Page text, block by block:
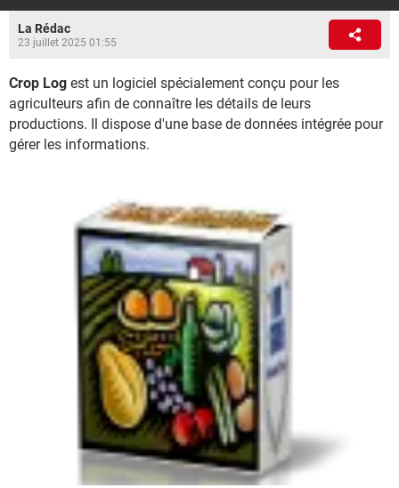
La Rédac
23 juillet 2025 01:55
Crop Log est un logiciel spécialement conçu pour les
agriculteurs afin de connaître les détails de leurs
productions. Il dispose d'une base de données intégrée pour
gérer les informations.